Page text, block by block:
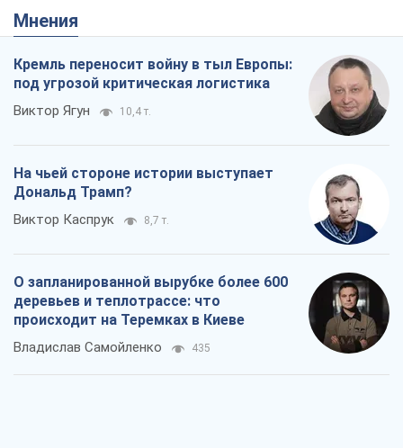
Мнения
Кремль переносит войну в тыл Европы:
под угрозой критическая логистика
Виктор Ягун 10,4 т.
На чьей стороне истории выступает
Дональд Трамп?
Виктор Каспрук 8,7 т.
О запланированной вырубке более 600
деревьев и теплотрассе: что
происходит на Теремках в Киеве
Владислав Самойленко 435